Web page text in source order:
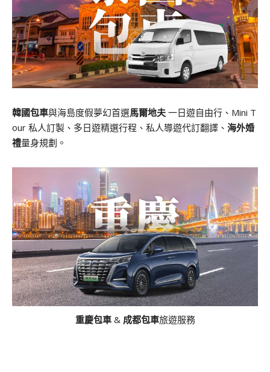
韓國包車與海島度假夢幻首選馬爾地夫 一日遊自由行、Mini T
our 私人訂製、多日遊精選行程、私人導遊代訂翻譯、 海外婚
禮量身規劃。
重慶包車& 成都包車旅遊服務